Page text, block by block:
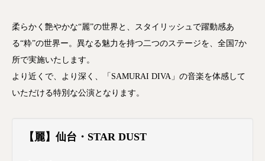
柔らかく艶やかな“麗”の世界と、スタイリッシュで躍動感あ
る“粋”の世界ー。異なる魅力を持つ二つのステージを、全国7か
所で実施いたします。
より近くで、より深く、「SAMURAI DIVA」の音楽を体感して
いただける特別な公演となります。
【麗】仙台・STAR DUST